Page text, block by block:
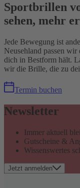
Sportbrillen
sehen, mehr
Jede Bewegung ist
Neusehland passen
dich in Bestform hält.
wir die Brille, die zu
Termin buchen
Newsletter
Immer aktuell
Gutscheine &
Wissenswertes
Jetzt anmelden